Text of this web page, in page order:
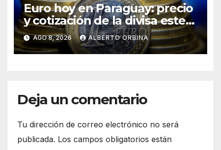
Euro hoy en Paraguay: precio
y cotización de la divisa este
sábado 8 de agosto de 2026
AGO 8, 2026 ALBERTO ORBINA
Deja un comentario
Tu dirección de correo electrónico no será
publicada. Los campos obligatorios están